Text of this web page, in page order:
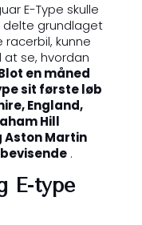
E-Type skulle
delte grundlaget
racerbil, kunne
at se, hvordan
en måned
sit første løb
England,
Hill
Aston Martin
.
E-type